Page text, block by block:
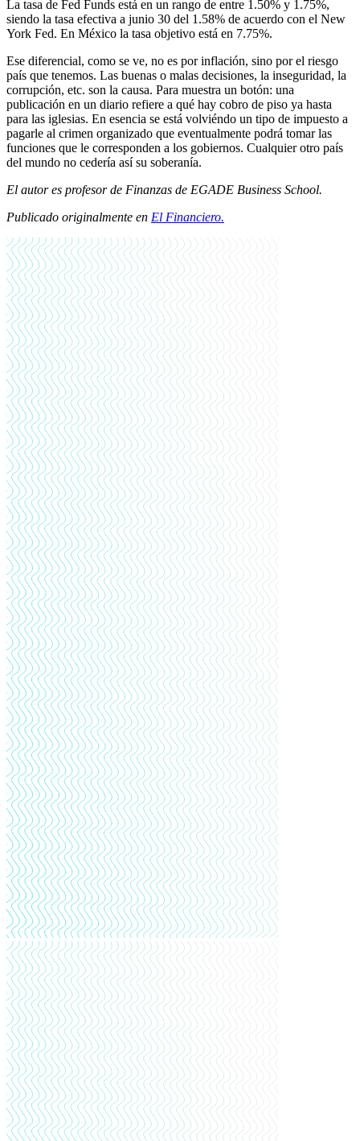
La tasa de Fed Funds está en un rango de entre 1.50% y 1.75%,
siendo la tasa efectiva a junio 30 del 1.58% de acuerdo con el New
York Fed. En México la tasa objetivo está en 7.75%.
Ese diferencial, como se ve, no es por inflación, sino por el riesgo
país que tenemos. Las buenas o malas decisiones, la inseguridad, la
corrupción, etc. son la causa. Para muestra un botón: una
publicación en un diario refiere a qué hay cobro de piso ya hasta
para las iglesias. En esencia se está volviéndo un tipo de impuesto a
pagarle al crimen organizado que eventualmente podrá tomar las
funciones que le corresponden a los gobiernos. Cualquier otro país
del mundo no cedería así su soberanía.
El autor es profesor de Finanzas de EGADE Business School.
Publicado originalmente en El Financiero.